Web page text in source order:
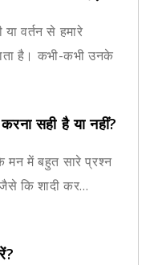
या वर्तन से हमारे
है। कभी-कभी उनके
सही है या नहीं?
मन में बहुत सारे प्रश्न
कि शादी कर...